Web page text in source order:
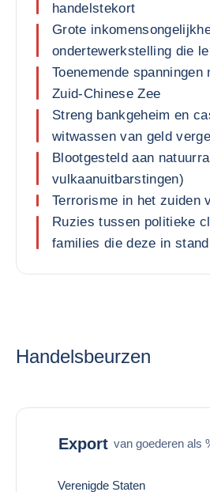
handelstekort
Grote
ondertewerkstelling die
Toenemende spanningen
Zuid-Chinese Zee
Streng bankgeheim en
witwassen van geld
Blootgesteld aan
vulkaanuitbarstingen)
Terrorisme in het zuiden
Ruzies tussen politieke
families die deze in
Handelsbeurzen
Export van goederen als
Verenigde Staten